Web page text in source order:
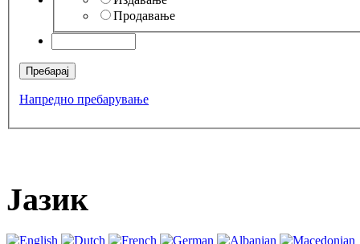
Продавање
Напредно пребарување
Јазик